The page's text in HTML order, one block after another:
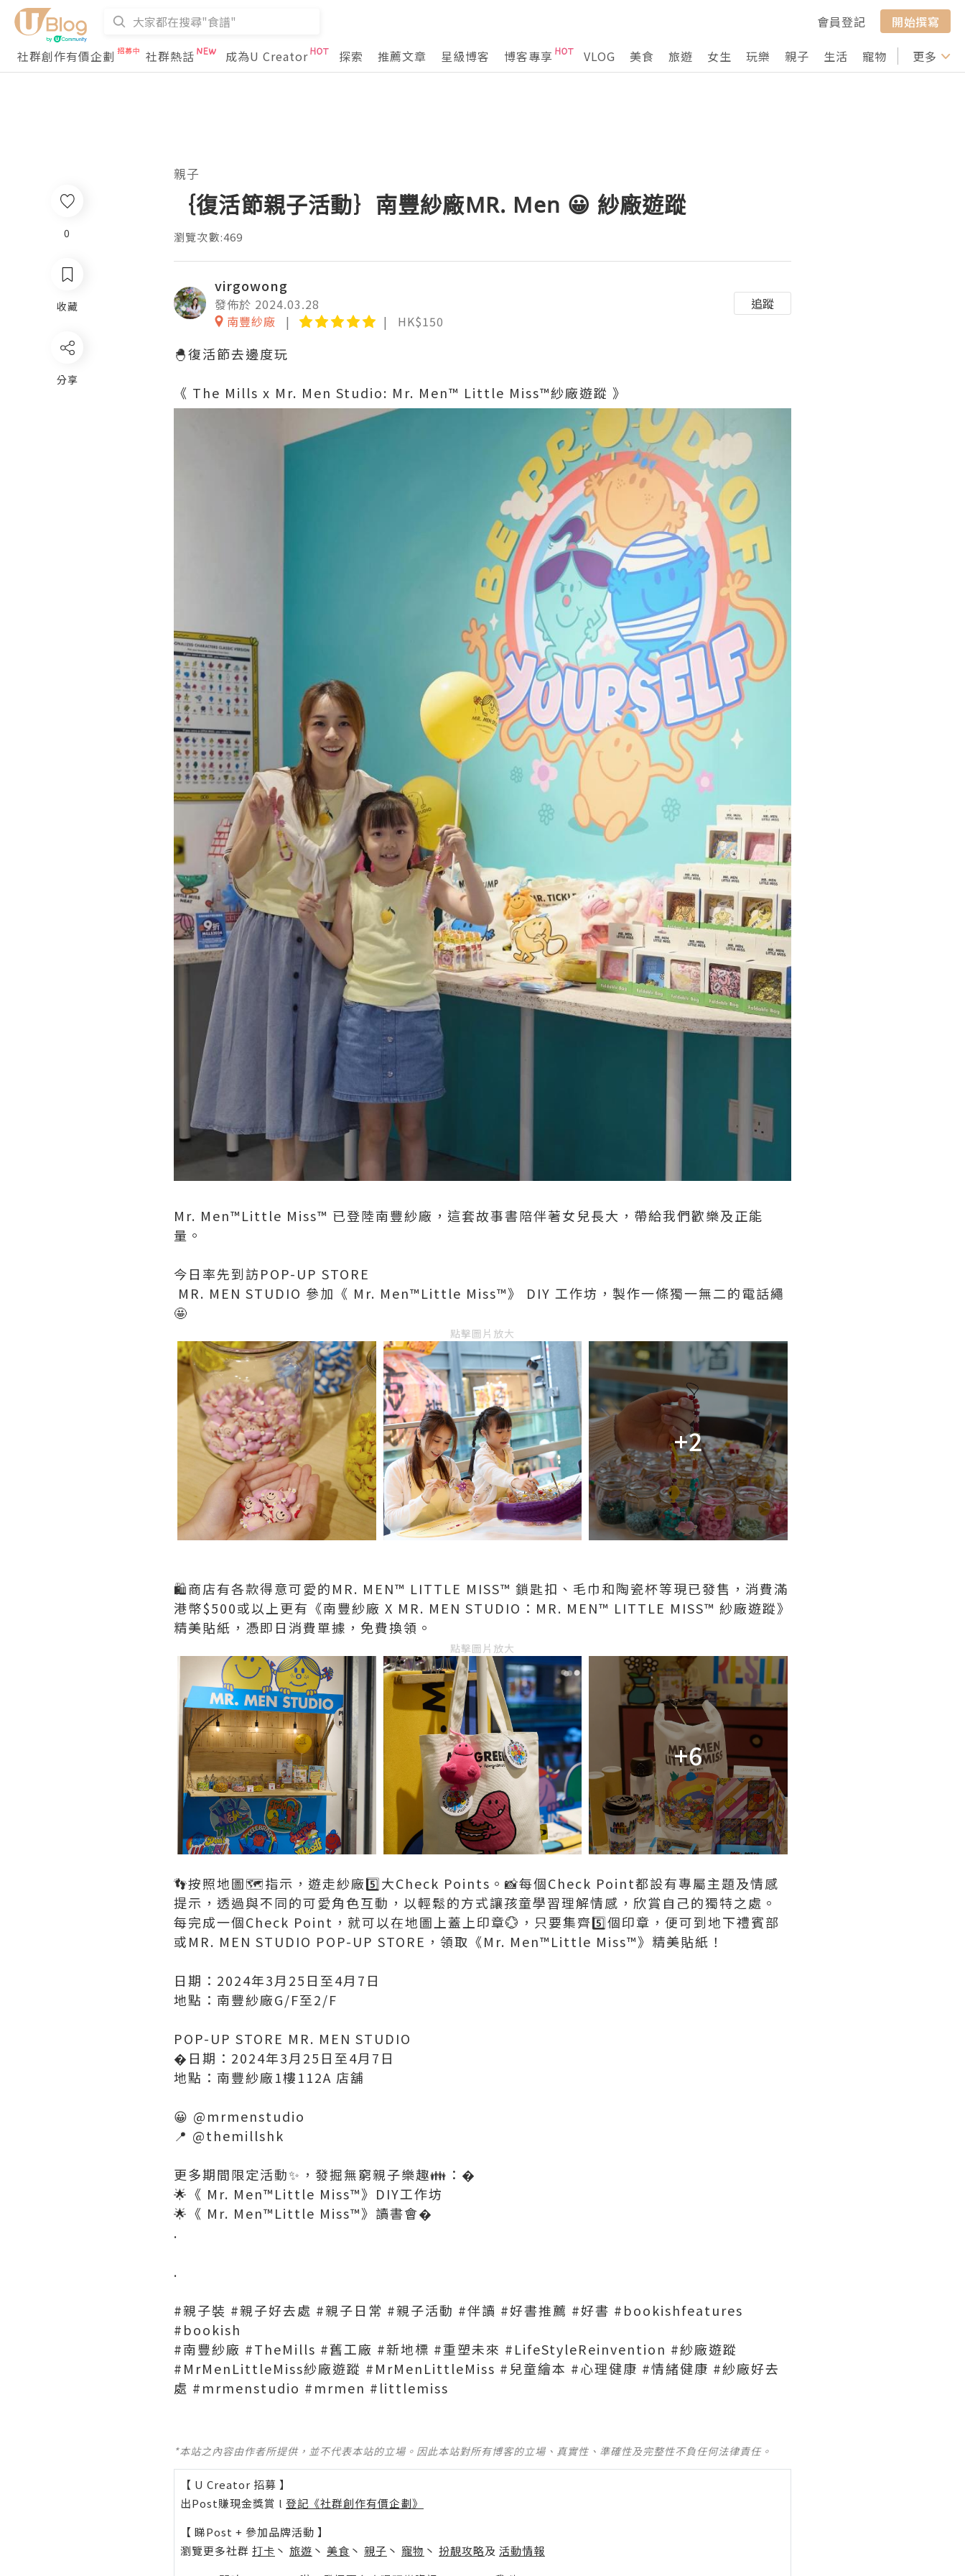
會員登記
開始撰寫
社群創作有價企劃
社群熱話 成為U Creator 探索 推薦文章 星級博客 博客專享 VLOG 美食 旅遊 女生 玩樂 親子 生活 寵物 行山 打卡
更多
0
收藏
分享
親子
｛復活節親子活動｝南豐紗廠MR. Men 😀 紗廠遊蹤
瀏覽次數:469
virgowong
發佈於 2024.03.28
南豐紗廠
HK$150
追蹤
🐣復活節去邊度玩
《 The Mills x Mr. Men Studio: Mr. Men™ Little Miss™紗廠遊蹤 》
Mr. Men™️Little Miss™️ 已登陸南豐紗廠，這套故事書陪伴著女兒長大，帶給我們歡樂及正能
量。
今日率先到訪POP-UP STORE
MR. MEN STUDIO 參加《 Mr. Men™️Little Miss™️》 DIY 工作坊，製作一條獨一無二的電話繩
🤩
點擊圖片放大
+2
🛍️商店有各款得意可愛的MR. MEN™ LITTLE MISS™ 鎖匙扣、毛巾和陶瓷杯等現已發售，消費滿
港幣$500或以上更有《南豐紗廠 X MR. MEN STUDIO：MR. MEN™ LITTLE MISS™ 紗廠遊蹤》
精美貼紙，憑即日消費單據，免費換領。
點擊圖片放大
+6
👣按照地圖🗺️指示，遊走紗廠5️⃣大Check Points。📸每個Check Point都設有專屬主題及情感
提示，透過與不同的可愛角色互動，以輕鬆的方式讓孩童學習理解情感，欣賞自己的獨特之處。
每完成一個Check Point，就可以在地圖上蓋上印章💮，只要集齊5️⃣個印章，便可到地下禮賓部
或MR. MEN STUDIO POP-UP STORE，領取《Mr. Men™️Little Miss™️》精美貼紙！
日期：2024年3月25日至4月7日
地點：南豐紗廠G/F至2/F
POP-UP STORE MR. MEN STUDIO
�日期：2024年3月25日至4月7日
地點：南豐紗廠1樓112A 店舖
😀 @mrmenstudio
📍 @themillshk
更多期間限定活動✨，發掘無窮親子樂趣👪：�
🌟《 Mr. Men™️Little Miss™️》DIY工作坊
🌟《 Mr. Men™️Little Miss™️》讀書會�
.
.
#親子裝 #親子好去處 #親子日常 #親子活動 #伴讀 #好書推薦 #好書 #bookishfeatures
#bookish
#南豐紗廠 #TheMills #舊工廠 #新地標 #重塑未來 #LifeStyleReinvention #紗廠遊蹤
#MrMenLittleMiss紗廠遊蹤 #MrMenLittleMiss #兒童繪本 #心理健康 #情緒健康 #紗廠好去
處 #mrmenstudio #mrmen #littlemiss
*本站之內容由作者所提供，並不代表本站的立場。因此本站對所有博客的立場、真實性、準確性及完整性不負任何法律責任。
【 U Creator 招募 】
出Post賺現金獎賞 l 登記《社群創作有價企劃》
【 睇Post + 參加品牌活動 】
瀏覽更多社群 打卡 丶 旅遊 丶 美食 丶 親子 丶 寵物 丶 扮靚攻略及 活動情報